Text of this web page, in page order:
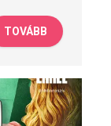
TOVÁBB